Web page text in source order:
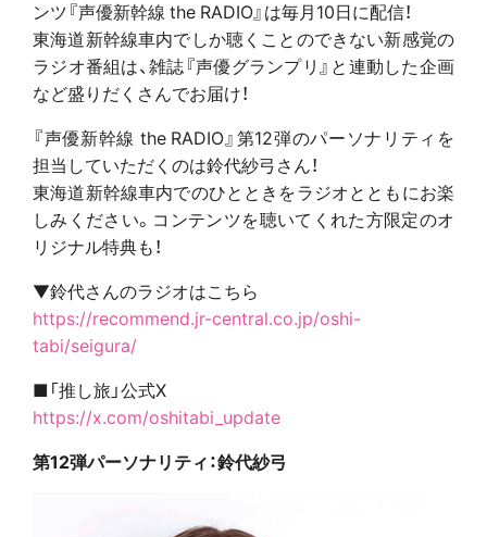
ンツ『声優新幹線 the RADIO』は毎月10日に配信！
東海道新幹線車内でしか聴くことのできない新感覚の
ラジオ番組は、雑誌『声優グランプリ』と連動した企画
など盛りだくさんでお届け！
『声優新幹線 the RADIO』第12弾のパーソナリティを
担当していただくのは鈴代紗弓さん！
東海道新幹線車内でのひとときをラジオとともにお楽
しみください。コンテンツを聴いてくれた方限定のオ
リジナル特典も！
▼鈴代さんのラジオはこちら
https://recommend.jr-central.co.jp/oshi-
tabi/seigura/
■「推し旅」公式X
https://x.com/oshitabi_update
第12弾パーソナリティ：鈴代紗弓